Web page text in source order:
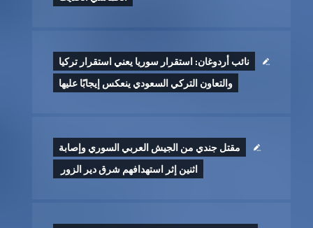
نائب أردوغان: استقرار سوريا يعني استقرار تركيا
والتعاون التركي السعودي ينعكس إيجابًا عليها
مقتل جندي من الجيش العربي السوري وإصابة
اثنين إثر ‏استهدافهم شرق دير الزور ‏